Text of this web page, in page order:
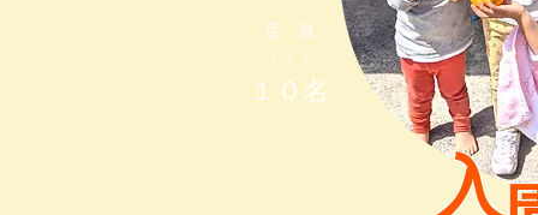
入
定 員
・・・・・
１０名